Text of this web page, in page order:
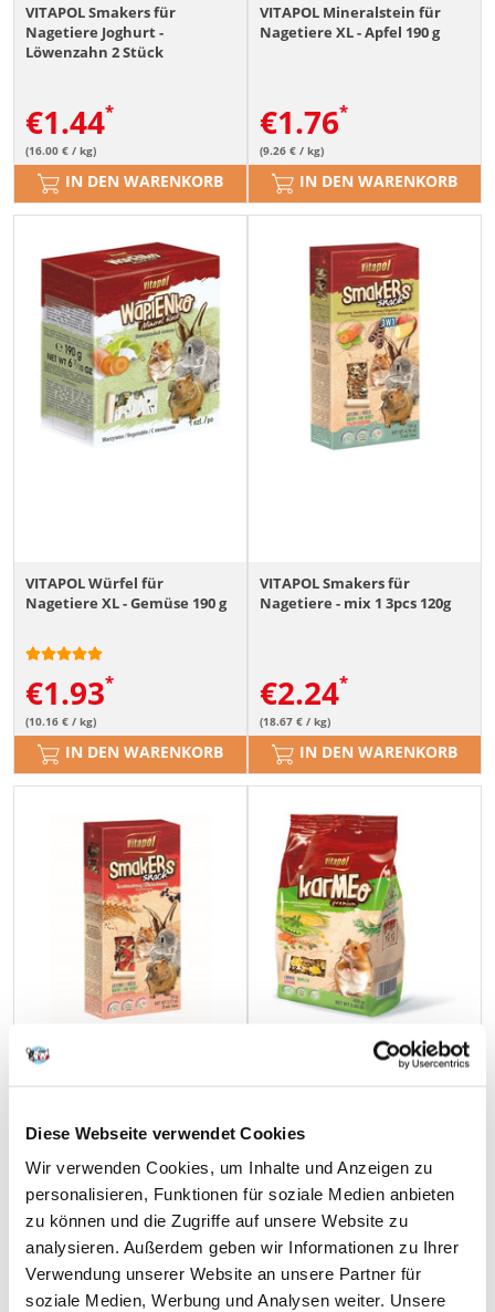
Diese Webseite verwendet Cookies
Wir verwenden Cookies, um Inhalte und Anzeigen zu
personalisieren, Funktionen für soziale Medien anbieten
zu können und die Zugriffe auf unsere Website zu
analysieren. Außerdem geben wir Informationen zu Ihrer
Verwendung unserer Website an unsere Partner für
soziale Medien, Werbung und Analysen weiter. Unsere
VITAPOL Smakers für
Nagetiere Joghurt -
Löwenzahn 2 Stück
€1.44
(16.00 € / kg)
IN DEN WARENKORB
VITAPOL Mineralstein für
Nagetiere XL - Apfel 190 g
€1.76
(9.26 € / kg)
IN DEN WARENKORB
VITAPOL Würfel für
Nagetiere XL - Gemüse 190 g
€1.93
(10.16 € / kg)
IN DEN WARENKORB
VITAPOL Smakers für
Nagetiere - mix 1 3pcs 120g
€2.24
(18.67 € / kg)
IN DEN WARENKORB
Nagetiere-Erdbeere 2 Stück
€2.15
IN DEN WARENKORB
€1.66
(4.15 € / kg)